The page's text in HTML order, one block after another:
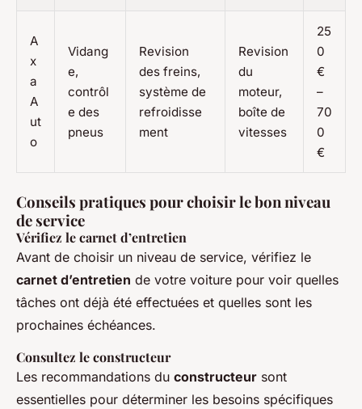
A
x
a
A
ut
o
Vidang
e,
contrôl
e des
pneus
Revision
des freins,
système de
refroidisse
ment
Revision
du
moteur,
boîte de
vitesses
25
0
€
–
70
0
€
Conseils pratiques pour choisir le bon niveau
de service
Vérifiez le carnet d’entretien
Avant de choisir un niveau de service, vérifiez le
carnet d’entretien de votre voiture pour voir quelles
tâches ont déjà été effectuées et quelles sont les
prochaines échéances.
Consultez le constructeur
Les recommandations du constructeur sont
essentielles pour déterminer les besoins spécifiques